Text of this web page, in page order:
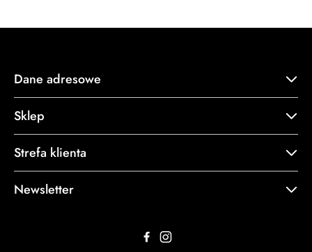
Dane adresowe
Sklep
Strefa klienta
Newsletter